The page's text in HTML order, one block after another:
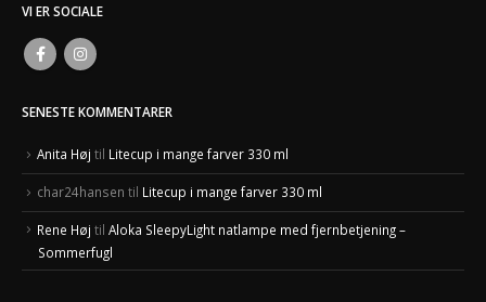
VI ER SOCIALE
SENESTE KOMMENTARER
Anita Høj til Litecup i mange farver 330 ml
char24hansen til Litecup i mange farver 330 ml
Rene Høj til Aloka SleepyLight natlampe med fjernbetjening –
Sommerfugl